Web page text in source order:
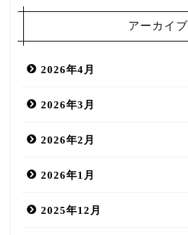
アーカイブ
2026年4月
2026年3月
2026年2月
2026年1月
2025年12月